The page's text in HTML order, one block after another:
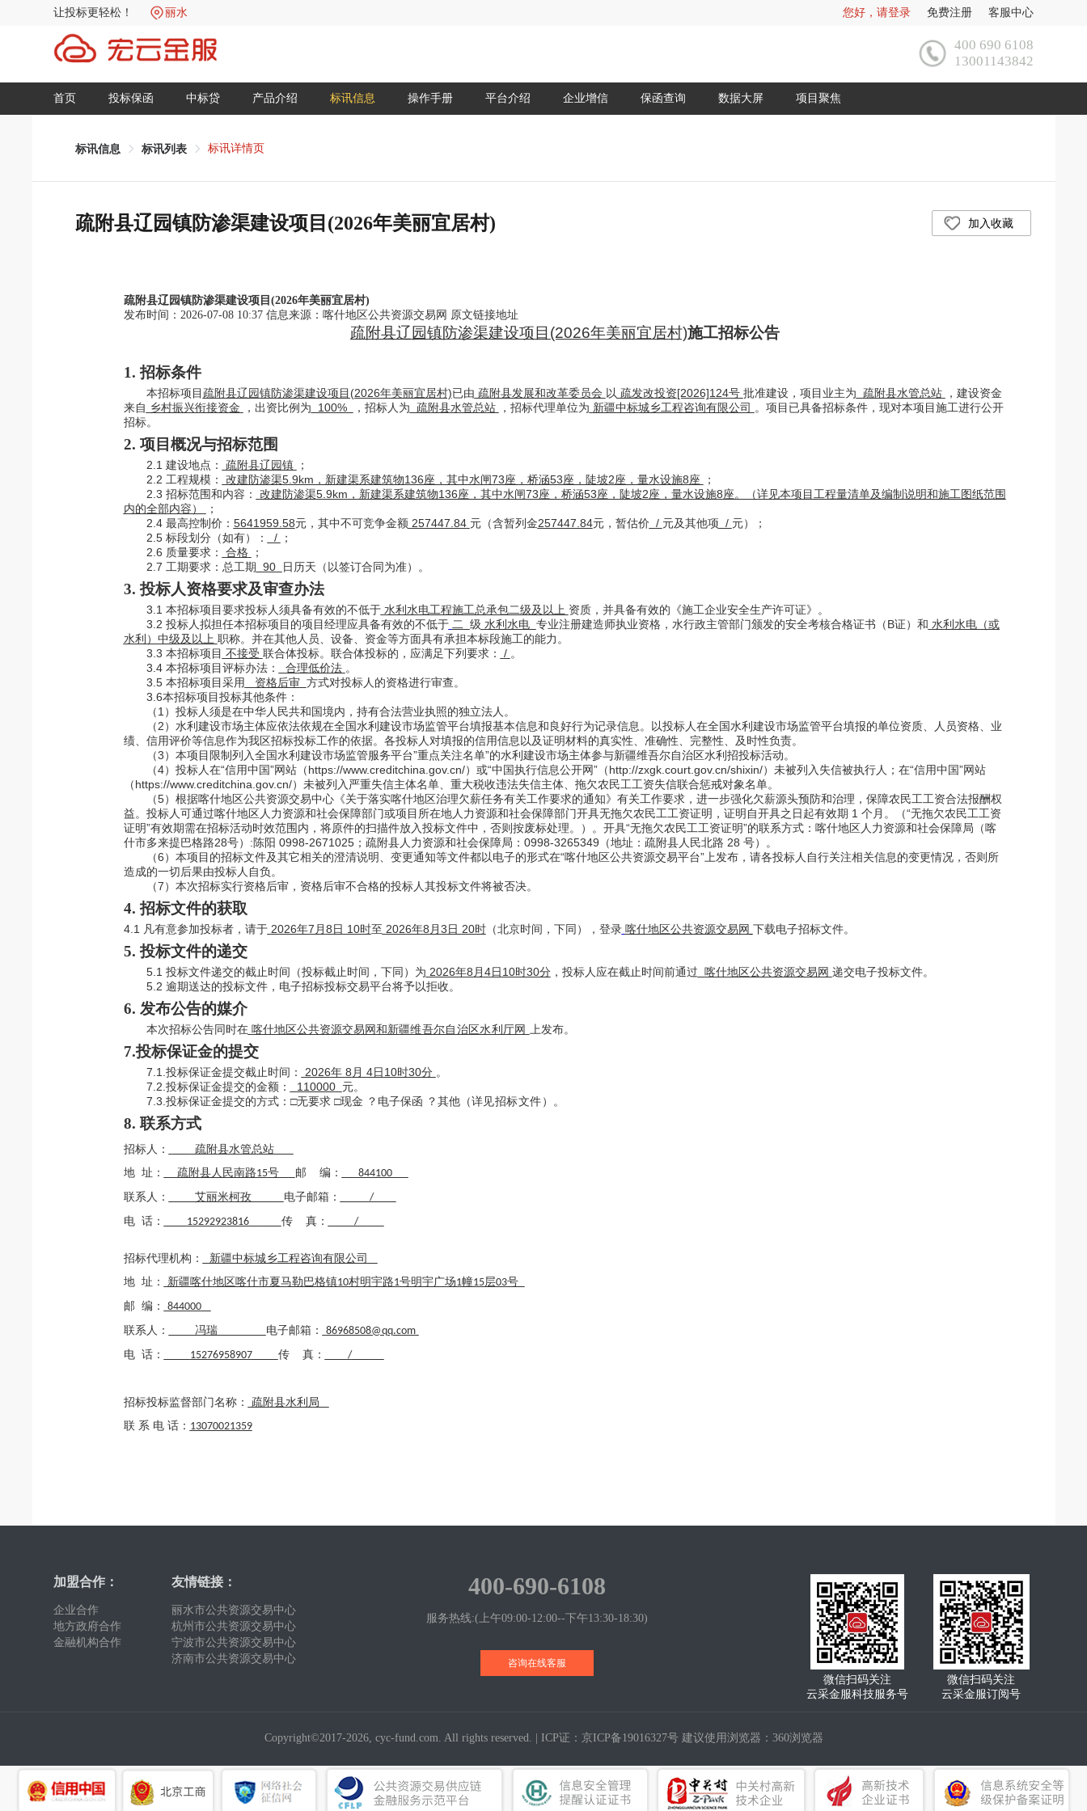
让投标更轻松！ 丽水 客服中心
免费注册
您好，请登录
400 690 6108
13001143842
首页 投标保函 中标贷 产品介绍 标讯信息 操作手册 平台介绍 企业增信 保函查询 数据大屏 项目聚焦
标讯信息 标讯列表 标讯详情页
疏附县辽园镇防渗渠建设项目(2026年美丽宜居村) 加入收藏
疏附县辽园镇防渗渠建设项目(2026年美丽宜居村)
发布时间：2026-07-08 10:37 信息来源： 喀什地区公共资源交易网 原文链接地址
疏附县辽园镇防渗渠建设项目 (2026年美丽宜居村)施工招标公告
1. 招标条件
本招标项目疏附县辽园镇防渗渠建设项目 (2026年美丽宜居村)已由 疏附县发展和改革委员会 以 疏发改投资[2026]124号 批准建设，项目业主为 疏附县水管总站
，建设资金
来自 乡村振兴衔接资金 ，出资比例为 100% ，招标人为 疏附县水管总站 ，招标代理单位为 新疆中标城乡工程咨询有限公司 。项目已具备招标条件，现对本项目施工进行公开
招标。
2. 项目概况与招标范围
2.1 建设地点： 疏附县辽园镇
；
2.2 工程规模：
改建防渗渠5.9km，新建渠系建筑物136座，其中水闸73座，桥涵53座，陡坡2座，量水设施8座
；
2.3 招标范围和内容：
改建防渗渠5.9km，新建渠系建筑物136座，其中水闸73座，桥涵53座，陡坡2座，量水设施8座。（详见本项目工程量清单及编制说明和施工图纸范围
内的全部内容）
；
2.4 最高控制价： 5641959.58元， 其中不可竞争金额 257447.84 元（含暂列金257447.84元，暂估价 / 元及其他项 / 元）
；
2.5 标段划分（如有）：
/
；
2.6 质量要求：
合格
；
2.7 工期要求： 总工期 90 日历天 （以签订合同为准） 。
3. 投标人资格要求及审查办法
3.1 本招标项目要求投标人须具备有效的不低于 水利水电工程施工总承包二级及以上 资质，并具备有效的《施工企业安全生产许可证》
。
3. 2 投标人拟担任本招标项目的项目经理应具备有效的不低于 二 级 水利水电 专业注册建造师执业资格，水行政主管部门颁发的安全考核合格证书（B证）和 水利水电（或
水利）中级及以上 职称。并在其他人员、设备、资金等方面具有承担本标段施工的能力。
3. 3 本招标项目 不接受 联合体投标。联合体投标的，应满足下列要求： / 。
3. 4 本招标项目评标办法： 合理低价法 。
3. 5 本招标项目采用 资格后审 方式对投标人的资格进行审查。
3.6本招标项目投标其他条件：
（1）投标人须是在中华人民共和国境内，持有合法营业执照的独立法人。
（2）水利建设市场主体应依法依规在全国水利建设市场监管平台填报基本信息和良好行为记录信息。以投标人在全国水利建设市场监管平台填报的单位资质、人员资格、业
绩、信用评价等信息作为我区招标投标工作的依据。各投标人对填报的信用信息以及证明材料的真实性、准确性、完整性、及时性负责。
（3）本项目限制列入全国水利建设市场监管服务平台”重点关注名单”的水利建设市场主体参与新疆维吾尔自治区水利招投标活动。
（4）投标人在“信用中国”网站（https://www.creditchina.gov.cn/）或“中国执行信息公开网”（http://zxgk.court.gov.cn/shixin/）未被列入失信被执行人；在“信用中国”网站
（https://www.creditchina.gov.cn/）未被列入严重失信主体名单、重大税收违法失信主体、拖欠农民工工资失信联合惩戒对象名单。
（5）根据喀什地区公共资源交易中心《关于落实喀什地区治理欠薪任务有关工作要求的通知》有关工作要求，进一步强化欠薪源头预防和治理，保障农民工工资合法报酬权
益。投标人可通过喀什地区人力资源和社会保障部门或项目所在地人力资源和社会保障部门开具无拖欠农民工工资证明，证明自开具之日起有效期 1 个月。（“无拖欠农民工工资
证明”有效期需在招标活动时效范围内，将原件的扫描件放入投标文件中，否则按废标处理。）。开具“无拖欠农民工工资证明”的联系方式：喀什地区人力资源和社会保障局（喀
什市多来提巴格路28号）:陈阳 0998-2671025；疏附县人力资源和社会保障局：0998-3265349（地址：疏附县人民北路 28 号）。
（6）本项目的招标文件及其它相关的澄清说明、变更通知等文件都以电子的形式在“喀什地区公共资源交易平台”上发布，请各投标人自行关注相关信息的变更情况，否则所
造成的一切后果由投标人自负。
（7）本次招标实行资格后审，资格后审不合格的投标人其投标文件将被否决。
4. 招标文件的获取
4.1 凡有意参加投标者，请于 2026年7 月8日 10时至 2026年8 月3日 20时（北京时间，下同 ） ，登录 喀什地区公共资源交易网 下载电子招标文件。
5. 投标文件的递交
5.1 投标文件递交的截止时间（投标截止时间，下同）为 2026年8 月4日10时30分，投标人应在截止时间前通过 喀什地区公共资源交易网 递交电子投标文件。
5.2 逾期送达的投标文件，电子招标投标交易平台将予以拒收。
6. 发布公告的媒介
本次招标公告同时在 喀什地区公共资源交易网和新疆维吾尔自治区水利厅网 上发布。
7.投标保证金的提交
7.1. 投标保证金提交截止时间： 2026年 8 月 4日10时30分 。
7.2. 投标保证金提交的金额： 110000 元。
7.3. 投标保证金提交的方式： □无要求 □现金 ？ 电子保函 ？其他（详见招标文件） 。
8. 联系方式
招标人：
疏附县水管总站
地 址： 疏附县人民南路15号 邮 编： 844100
联系人： 艾丽米柯孜 电子邮箱： /
电 话： 15292923816 传 真： /
招标代理机构：
新疆中标城乡工程咨询有限公司
地 址： 新疆喀什地区喀什市夏马勒巴格镇10村明宇路1号明宇广场1幢15层03号
邮 编： 844000
联系人： 冯瑞 电子邮箱： 86968508@qq.com
电 话： 15276958907 传 真： /
招标投标监督部门名称：
疏附县水利局
联 系 电 话： 13070021359
加盟合作：
企业合作
地方政府合作
金融机构合作
友情链接：
丽水市公共资源交易中心
杭州市公共资源交易中心
宁波市公共资源交易中心
济南市公共资源交易中心
400-690-6108
服务热线:(上午09:00-12:00--下午13:30-18:30)
咨询在线客服
微信扫码关注
云采金服订阅号
微信扫码关注
云采金服科技服务号
Copyright©2017-2026, cyc-fund.com. All rights reserved. | ICP证：京ICP备19016327号建议使用浏览器：360浏览器